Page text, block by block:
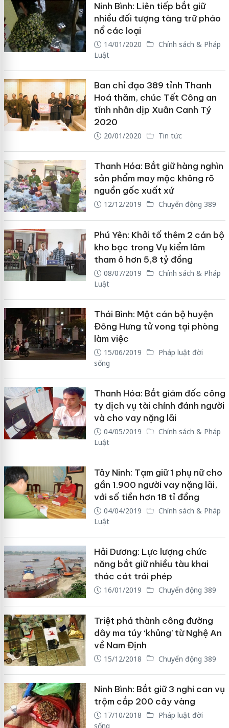
Ninh Bình: Liên tiếp bắt giữ
nhiều đối tượng tàng trữ pháo
nổ các loại
14/01/2020
Chính sách & Pháp
Luật
Ban chỉ đạo 389 tỉnh Thanh
Hoá thăm, chúc Tết Công an
tỉnh nhân dịp Xuân Canh Tý
2020
20/01/2020 Tin tức
Thanh Hóa: Bắt giữ hàng nghìn
sản phẩm may mặc không rõ
nguồn gốc xuất xứ
12/12/2019 Chuyển động 389
Phú Yên: Khởi tố thêm 2 cán bộ
kho bạc trong Vụ kiểm lâm
tham ô hơn 5,8 tỷ đồng
08/07/2019
Chính sách & Pháp
Luật
Thái Bình: Một cán bộ huyện
Đông Hưng tử vong tại phòng
làm việc
15/06/2019
Pháp luật đời
sống
Thanh Hóa: Bắt giám đốc công
ty dịch vụ tài chính đánh người
và cho vay nặng lãi
04/05/2019
Chính sách & Pháp
Luật
Tây Ninh: Tạm giữ 1 phụ nữ cho
gần 1.900 người vay nặng lãi,
với số tiền hơn 18 tỉ đồng
04/04/2019
Chính sách & Pháp
Luật
Hải Dương: Lực lượng chức
năng bắt giữ nhiều tàu khai
thác cát trái phép
16/01/2019 Chuyển động 389
Triệt phá thành công đường
dây ma túy ‘khủng’ từ Nghệ An
về Nam Định
15/12/2018 Chuyển động 389
Ninh Bình: Bắt giữ 3 nghi can vụ
trộm cắp 200 cây vàng
17/10/2018
Pháp luật đời
sống